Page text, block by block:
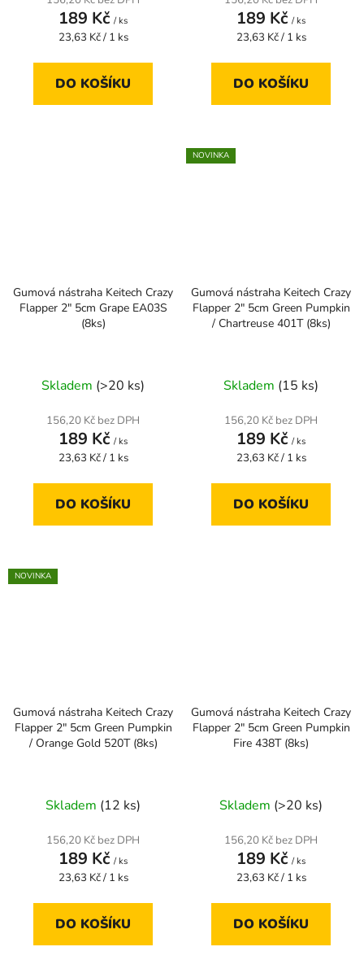
189 Kč / ks
Měrná
23,63 Kč / 1 ks
DO KOŠÍKU
189 Kč / ks
Měrná
23,63 Kč / 1 ks
DO KOŠÍKU
Gumová nástraha Keitech Crazy
Flapper 2" 5cm Grape EA03S
(8ks)
Skladem (>20 ks)
156,20 Kč bez DPH
189 Kč / ks
Měrná
23,63 Kč / 1 ks
DO KOŠÍKU
NOVINKA
Gumová nástraha Keitech Crazy
Flapper 2" 5cm Green Pumpkin
/ Chartreuse 401T (8ks)
Skladem (15 ks)
156,20 Kč bez DPH
189 Kč / ks
Měrná
23,63 Kč / 1 ks
DO KOŠÍKU
NOVINKA
Gumová nástraha Keitech Crazy
Flapper 2" 5cm Green Pumpkin
/ Orange Gold 520T (8ks)
Skladem (12 ks)
156,20 Kč bez DPH
189 Kč / ks
Měrná
23,63 Kč / 1 ks
DO KOŠÍKU
Gumová nástraha Keitech Crazy
Flapper 2" 5cm Green Pumpkin
Fire 438T (8ks)
Skladem (>20 ks)
156,20 Kč bez DPH
189 Kč / ks
Měrná
23,63 Kč / 1 ks
DO KOŠÍKU